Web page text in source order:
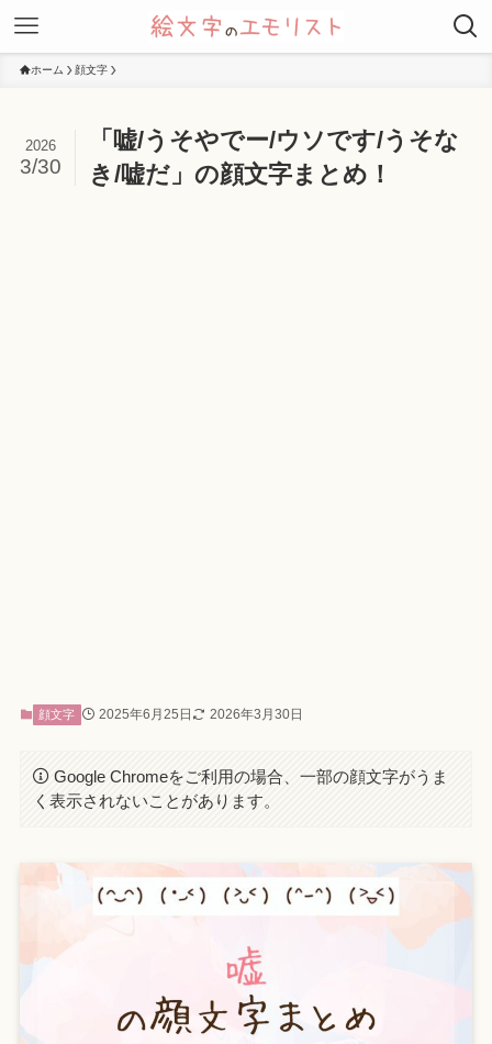
ホーム 顔文字
「嘘/うそやでー/ウソです/うそな
き/嘘だ」の顔文字まとめ！
2026
3/30
顔文字 2025年6月25日 2026年3月30日
Google Chromeをご利用の場合、一部の顔文字がうま
く表示されないことがあります。